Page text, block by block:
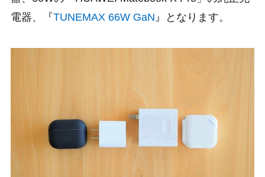
電器、『TUNEMAX 66W GaN 』となります。